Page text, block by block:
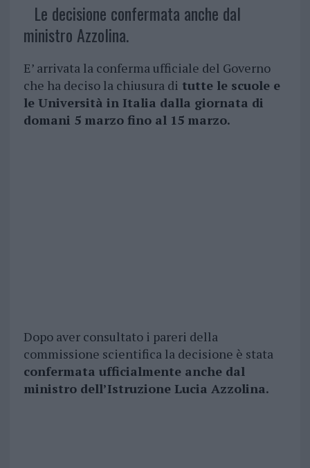
Le decisione confermata anche dal
ministro Azzolina.
E’ arrivata la conferma ufficiale del Governo
che ha deciso la chiusura di tutte le scuole e
le Università in Italia dalla giornata di
domani 5 marzo fino al 15 marzo.
Dopo aver consultato i pareri della
commissione scientifica la decisione è stata
confermata ufficialmente anche dal
ministro dell’Istruzione Lucia Azzolina.